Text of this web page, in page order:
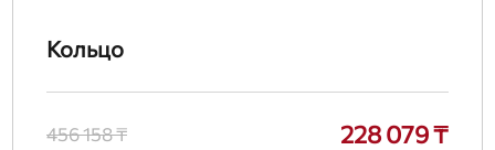
Кольцо
456 158 ₸ 228 079 ₸